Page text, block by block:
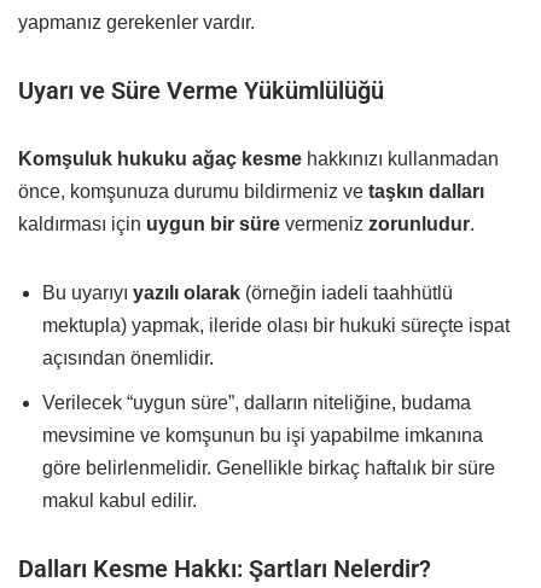
yapmanız gerekenler vardır.
Uyarı ve Süre Verme Yükümlülüğü
Komşuluk hukuku ağaç kesme hakkınızı kullanmadan
önce, komşunuza durumu bildirmeniz ve taşkın dalları
kaldırması için uygun bir süre vermeniz zorunludur.
Bu uyarıyı yazılı olarak (örneğin iadeli taahhütlü
mektupla) yapmak, ileride olası bir hukuki süreçte ispat
açısından önemlidir.
Verilecek “uygun süre”, dalların niteliğine, budama
mevsimine ve komşunun bu işi yapabilme imkanına
göre belirlenmelidir. Genellikle birkaç haftalık bir süre
makul kabul edilir.
Dalları Kesme Hakkı: Şartları Nelerdir?